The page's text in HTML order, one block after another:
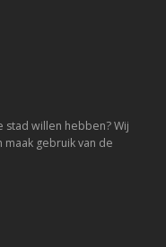
willen hebben? Wij
gebruik van de